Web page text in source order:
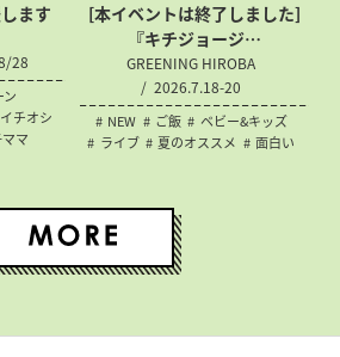
ます
28
チオシ
マ
[本イベントは終了しました]
『キチジョージ…
GREENING HIROBA
2026.7.18-20
NEW ご飯
ベビー&キッズ
ライブ
夏のオススメ 面白い